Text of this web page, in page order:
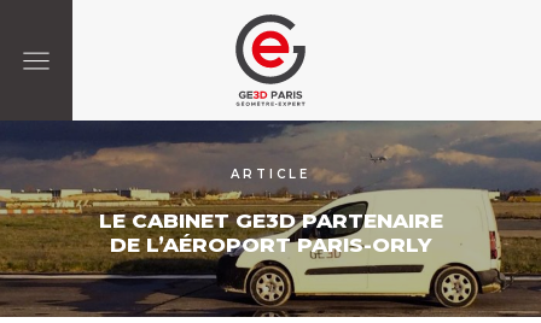
ARTICLE
LE CABINET GE3D PARTENAIRE
DE L’AÉROPORT PARIS-ORLY